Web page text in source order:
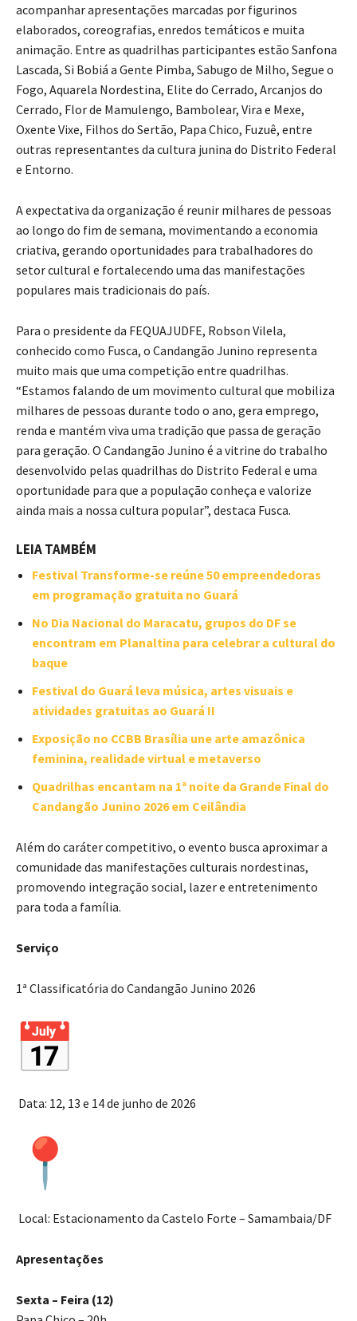
acompanhar apresentações marcadas por figurinos
elaborados, coreografias, enredos temáticos e muita
animação. Entre as quadrilhas participantes estão Sanfona
Lascada, Si Bobiá a Gente Pimba, Sabugo de Milho, Segue o
Fogo, Aquarela Nordestina, Elite do Cerrado, Arcanjos do
Cerrado, Flor de Mamulengo, Bambolear, Vira e Mexe,
Oxente Vixe, Filhos do Sertão, Papa Chico, Fuzuê, entre
outras representantes da cultura junina do Distrito Federal
e Entorno.
A expectativa da organização é reunir milhares de pessoas
ao longo do fim de semana, movimentando a economia
criativa, gerando oportunidades para trabalhadores do
setor cultural e fortalecendo uma das manifestações
populares mais tradicionais do país.
Para o presidente da FEQUAJUDFE, Robson Vilela,
conhecido como Fusca, o Candangão Junino representa
muito mais que uma competição entre quadrilhas.
“Estamos falando de um movimento cultural que mobiliza
milhares de pessoas durante todo o ano, gera emprego,
renda e mantém viva uma tradição que passa de geração
para geração. O Candangão Junino é a vitrine do trabalho
desenvolvido pelas quadrilhas do Distrito Federal e uma
oportunidade para que a população conheça e valorize
ainda mais a nossa cultura popular”, destaca Fusca.
LEIA TAMBÉM
Festival Transforme-se reúne 50 empreendedoras
em programação gratuita no Guará
No Dia Nacional do Maracatu, grupos do DF se
encontram em Planaltina para celebrar a cultural do
baque
Festival do Guará leva música, artes visuais e
atividades gratuitas ao Guará II
Exposição no CCBB Brasília une arte amazônica
feminina, realidade virtual e metaverso
Quadrilhas encantam na 1ª noite da Grande Final do
Candangão Junino 2026 em Ceilândia
Além do caráter competitivo, o evento busca aproximar a
comunidade das manifestações culturais nordestinas,
promovendo integração social, lazer e entretenimento
para toda a família.
Serviço
1ª Classificatória do Candangão Junino 2026
Data: 12, 13 e 14 de junho de 2026
Local: Estacionamento da Castelo Forte – Samambaia/DF
Apresentações
Sexta – Feira (12)